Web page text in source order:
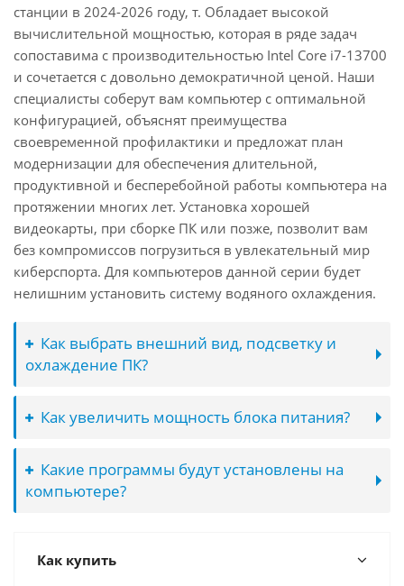
станции в 2024-2026 году, т. Обладает высокой
вычислительной мощностью, которая в ряде задач
сопоставима с производительностью Intel Core i7-13700
и сочетается с довольно демократичной ценой. Наши
специалисты соберут вам компьютер с оптимальной
конфигурацией, объяснят преимущества
своевременной профилактики и предложат план
модернизации для обеспечения длительной,
продуктивной и бесперебойной работы компьютера на
протяжении многих лет. Установка хорошей
видеокарты, при сборке ПК или позже, позволит вам
без компромиссов погрузиться в увлекательный мир
киберспорта. Для компьютеров данной серии будет
нелишним установить систему водяного охлаждения.
Как выбрать внешний вид, подсветку и
охлаждение ПК?
Как увеличить мощность блока питания?
Какие программы будут установлены на
компьютере?
Как купить